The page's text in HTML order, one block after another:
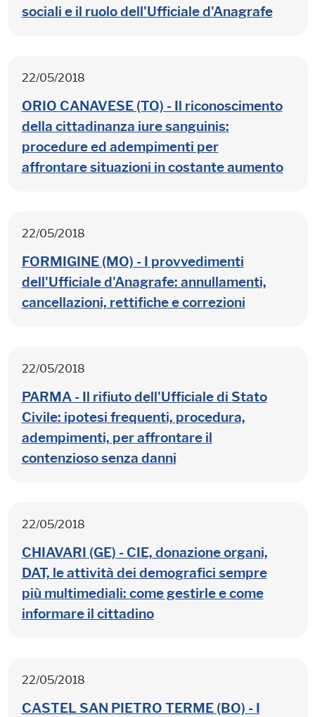
sociali e il ruolo dell'Ufficiale d'Anagrafe
22/05/2018
ORIO CANAVESE (TO) - Il riconoscimento
della cittadinanza iure sanguinis:
procedure ed adempimenti per
affrontare situazioni in costante aumento
22/05/2018
FORMIGINE (MO) - I provvedimenti
dell'Ufficiale d'Anagrafe: annullamenti,
cancellazioni, rettifiche e correzioni
22/05/2018
PARMA - Il rifiuto dell'Ufficiale di Stato
Civile: ipotesi frequenti, procedura,
adempimenti, per affrontare il
contenzioso senza danni
22/05/2018
CHIAVARI (GE) - CIE, donazione organi,
DAT, le attività dei demografici sempre
più multimediali: come gestirle e come
informare il cittadino
22/05/2018
CASTEL SAN PIETRO TERME (BO) - I